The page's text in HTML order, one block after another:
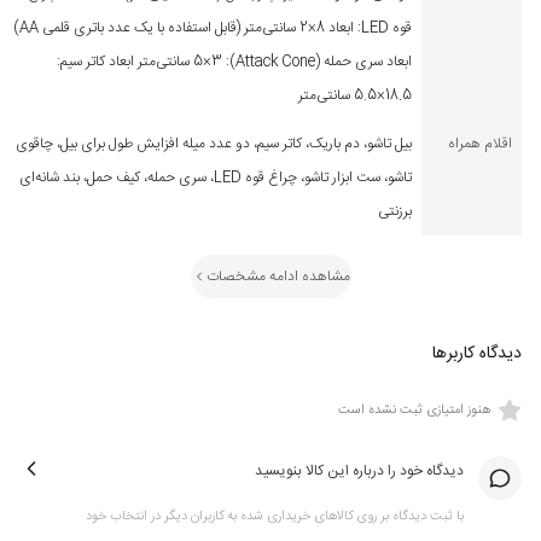
در جعبه ابزار گرین لاینGreen Lion Survival X9 Outdoor
ابزارهای متنوعی قرار گرفته که در موقعیت های مختلف به کار
می‌آیند؛ از تعمیرات ساده گرفته تا استفاده در فضای باز.
این ابزارات متشکل اند از:
انبردست برق‌کار و سیم‌چین
ست ابزار تعمیر
ویژگی و مزیت ها Green Lion Survival X9
قوه LED: ابعاد 8×2 سانتی‌متر (قابل استفاده با یک عدد باتری قلمی AA)
ابعاد سری حمله (Attack Cone): 5×3 سانتی‌متر ابعاد کاتر سیم:
18.5×5.5 سانتی‌متر
اقلام همراه
بیل تاشو، دم باریک، کاتر سیم، دو عدد میله افزایش طول برای بیل، چاقوی
تاشو، ست ابزار تاشو، چراغ قوه LED، سری حمله، کیف حمل، بند شانه‌ای
برزنتی
مشاهده ادامه مشخصات
دیدگاه کاربرها
هنوز امتیازی ثبت نشده است
دیدگاه خود را درباره این کالا بنویسید
با ثبت دیدگاه بر روی کالاهای خریداری شده به کاربران دیگر در انتخاب خود